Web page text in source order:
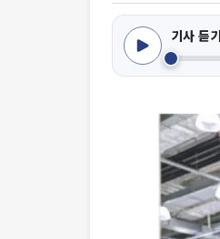
기사 듣기